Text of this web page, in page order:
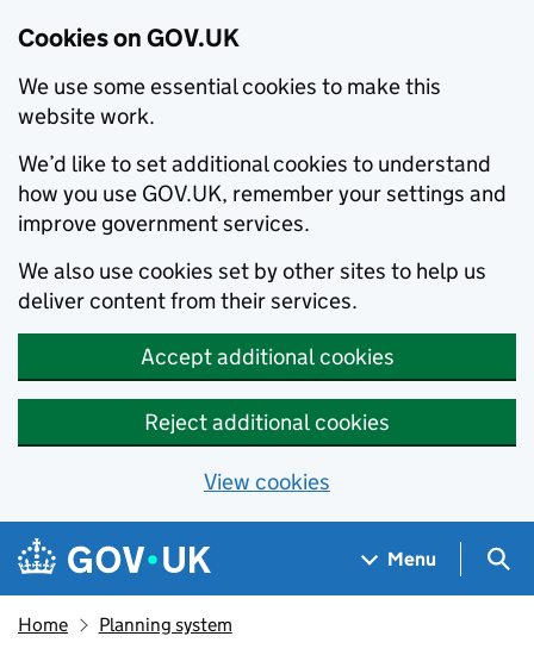
Cookies on GOV.UK
We use some essential cookies to make this
website work.
We’d like to set additional cookies to understand
how you use GOV.UK, remember your settings and
improve government services.
We also use cookies set by other sites to help us
deliver content from their services.
Accept additional cookies
Reject additional cookies
View cookies
Skip to main content
Navigation menu
Menu
Home Planning system